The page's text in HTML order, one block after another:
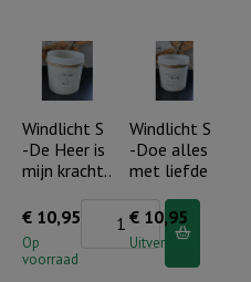
liefde
is
geduldig
en
vriendelijk
Windlicht S
-De Heer is
mijn kracht..
€ 10,95
Op
voorraad
Windlicht
Windlicht S
-Doe alles
met liefde
€ 10,95
Uitverkocht